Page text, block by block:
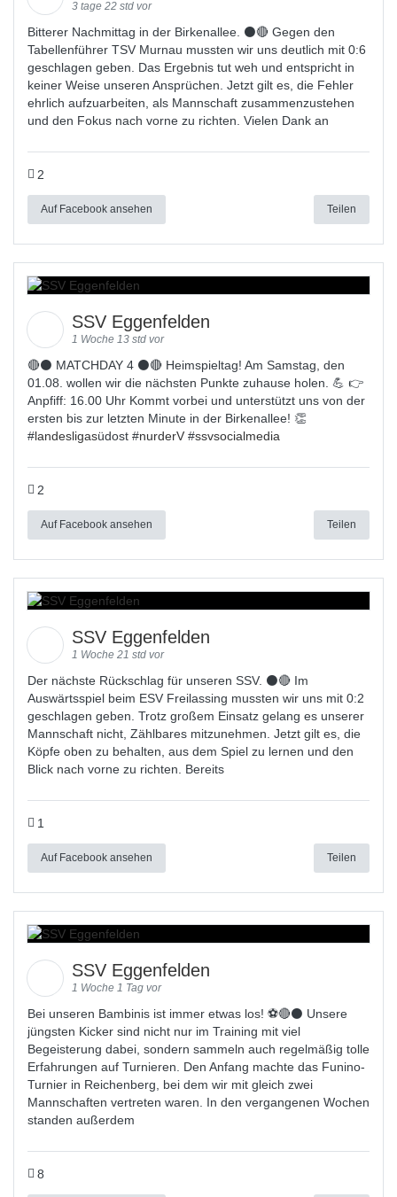
3 tage 22 std vor
Bitterer Nachmittag in der Birkenallee. ⚫🔴 Gegen den
Tabellenführer TSV Murnau mussten wir uns deutlich mit 0:6
geschlagen geben. Das Ergebnis tut weh und entspricht in
keiner Weise unseren Ansprüchen. Jetzt gilt es, die Fehler
ehrlich aufzuarbeiten, als Mannschaft zusammenzustehen
und den Fokus nach vorne zu richten. Vielen Dank an
2
Auf Facebook ansehen Teilen
SSV Eggenfelden
1 Woche 13 std vor
🔴⚫ MATCHDAY 4 ⚫🔴 Heimspieltag! Am Samstag, den
01.08. wollen wir die nächsten Punkte zuhause holen. 💪 👉
Anpfiff: 16.00 Uhr Kommt vorbei und unterstützt uns von der
ersten bis zur letzten Minute in der Birkenallee! 👏
#landesligasüdost #nurderV #ssvsocialmedia
2
Auf Facebook ansehen Teilen
SSV Eggenfelden
1 Woche 21 std vor
Der nächste Rückschlag für unseren SSV. ⚫🔴 Im
Auswärtsspiel beim ESV Freilassing mussten wir uns mit 0:2
geschlagen geben. Trotz großem Einsatz gelang es unserer
Mannschaft nicht, Zählbares mitzunehmen. Jetzt gilt es, die
Köpfe oben zu behalten, aus dem Spiel zu lernen und den
Blick nach vorne zu richten. Bereits
1
Auf Facebook ansehen Teilen
SSV Eggenfelden
1 Woche 1 Tag vor
Bei unseren Bambinis ist immer etwas los! ⚽️🔴⚫ Unsere
jüngsten Kicker sind nicht nur im Training mit viel
Begeisterung dabei, sondern sammeln auch regelmäßig tolle
Erfahrungen auf Turnieren. Den Anfang machte das Funino-
Turnier in Reichenberg, bei dem wir mit gleich zwei
Mannschaften vertreten waren. In den vergangenen Wochen
standen außerdem
8